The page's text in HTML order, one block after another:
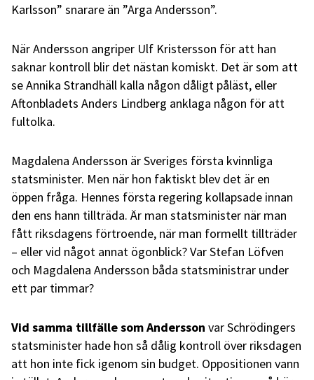
Karlsson” snarare än ”Arga Andersson”.
När Andersson angriper Ulf Kristersson för att han
saknar kontroll blir det nästan komiskt. Det är som att
se Annika Strandhäll kalla någon dåligt påläst, eller
Aftonbladets Anders Lindberg anklaga någon för att
fultolka.
Magdalena Andersson är Sveriges första kvinnliga
statsminister. Men när hon faktiskt blev det är en
öppen fråga. Hennes första regering kollapsade innan
den ens hann tillträda. Är man statsminister när man
fått riksdagens förtroende, när man formellt tillträder
– eller vid något annat ögonblick? Var Stefan Löfven
och Magdalena Andersson båda statsministrar under
ett par timmar?
Vid samma tillfälle som Andersson var Schrödingers
statsminister hade hon så dålig kontroll över riksdagen
att hon inte fick igenom sin budget. Oppositionen vann